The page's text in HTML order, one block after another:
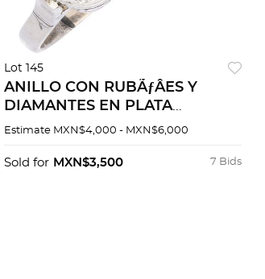
Lot 145
ANILLO CON RUBÃƒÂES Y
DIAMANTES EN PLATA
PALADIO
Estimate MXN$4,000 - MXN$6,000
7 Bids
Sold for MXN$3,500